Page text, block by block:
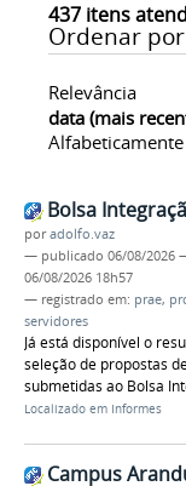
437 itens
Ordenar por
Relevância
data (mais
Alfabeticamente
Bolsa
poradolfo.vaz
— publicado 06/08/2026
06/08/2026 18h57
— registrado em: prae,
servidores
Já está disponível o
seleção de propostas
submetidas ao Bolsa
Localizado em Informes
Campus